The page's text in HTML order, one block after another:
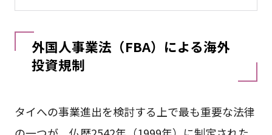
外国人事業法（FBA）による海外
投資規制
タイへの事業進出を検討する上で最も重要な法律